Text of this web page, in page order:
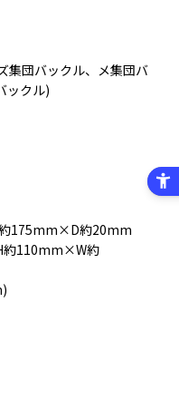
集団バックル、メ集団バ
ックル)
175mm×D約20mm
約110mm×W約